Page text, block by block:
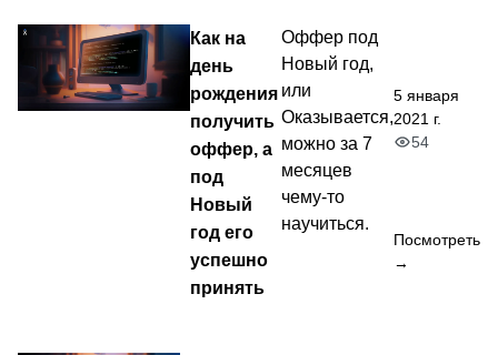
Как на
день
рождения
получить
оффер, а
под
Новый
год его
успешно
принять
Оффер под
Новый год,
или
Оказывается,
можно за 7
месяцев
чему-то
научиться.
5 января
2021 г.
54
Посмотреть
→